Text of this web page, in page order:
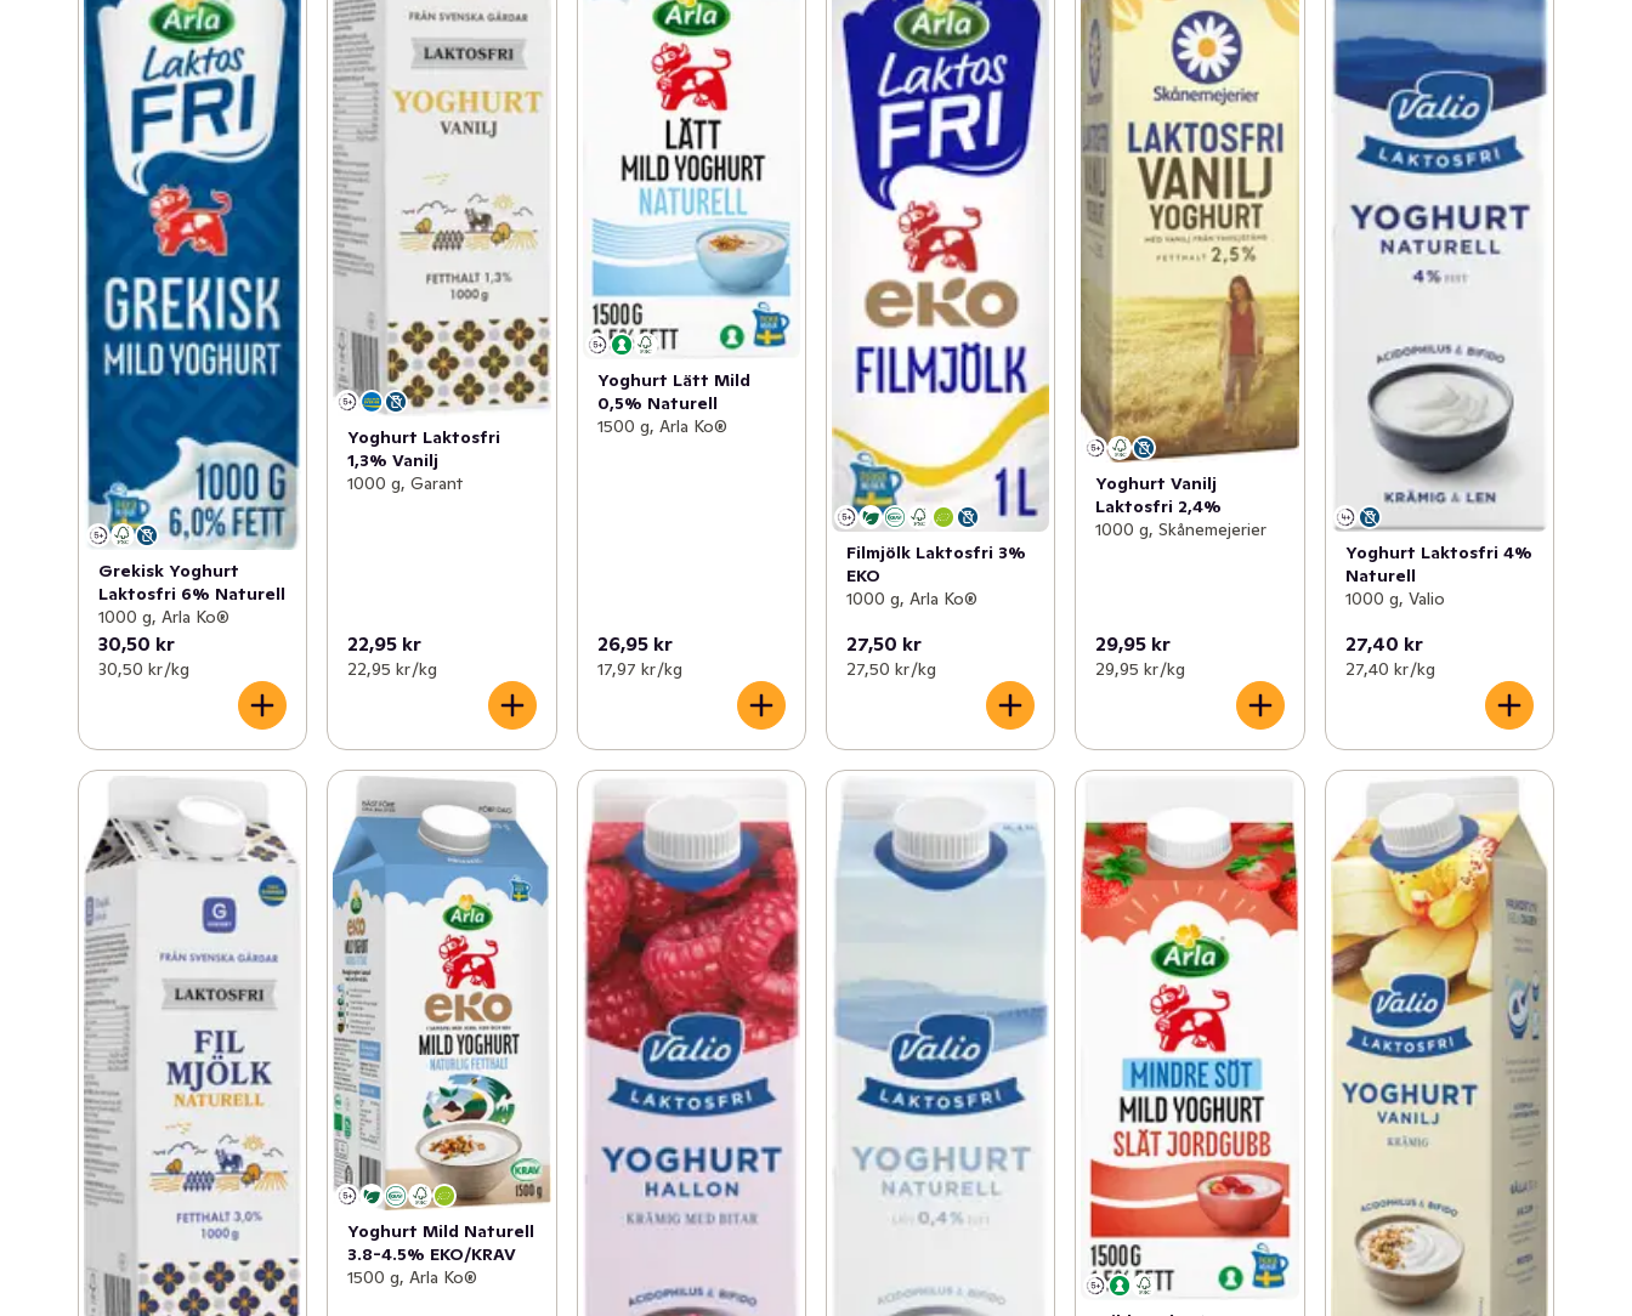
Grekisk Yoghurt
Laktosfri 6% Naturell
1000 g, Arla Ko®
30,50 kr
30,50 kr /kg
Yoghurt Laktosfri
1,3% Vanilj
1000 g, Garant
22,95 kr
22,95 kr /kg
Yoghurt Lätt Mild
0,5% Naturell
1500 g, Arla Ko®
26,95 kr
17,97 kr /kg
Filmjölk Laktosfri 3%
EKO
1000 g, Arla Ko®
27,50 kr
27,50 kr /kg
Yoghurt Vanilj
Laktosfri 2,4%
1000 g, Skånemejerier
29,95 kr
29,95 kr /kg
Yoghurt Laktosfri 4%
Naturell
1000 g, Valio
27,40 kr
27,40 kr /kg
Yoghurt Mild Naturell
3.8-4.5% EKO/KRAV
1500 g, Arla Ko®